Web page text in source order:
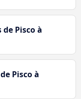
Pisco à
Pisco à